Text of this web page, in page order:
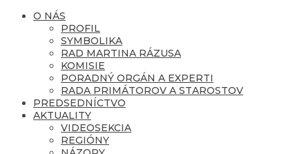
O NÁS
PROFIL
SYMBOLIKA
RAD MARTINA RÁZUSA
KOMISIE
PORADNÝ ORGÁN A EXPERTI
RADA PRIMÁTOROV A STAROSTOV
PREDSEDNÍCTVO
AKTUALITY
VIDEOSEKCIA
REGIÓNY